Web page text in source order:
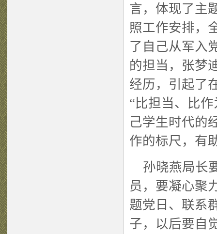
言，体现了主
照工作安排，
了自己从军入
的担当，张梦
经历，引起了
“比担当、比
己学生时代的
作的标尺，有
孙晓燕局长
员，要凝心聚
题党日、联系
子，以后要自